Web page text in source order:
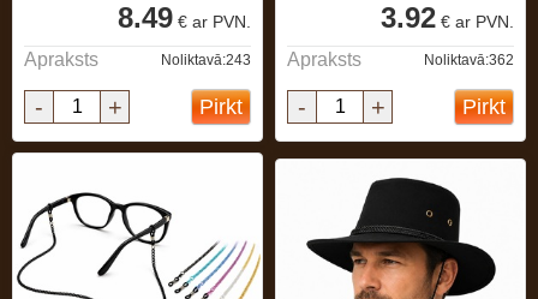
8.49 € ar PVN.
Apraksts Noliktavā:243
- + Pirkt
3.92 € ar PVN.
Apraksts Noliktavā:362
- + Pirkt